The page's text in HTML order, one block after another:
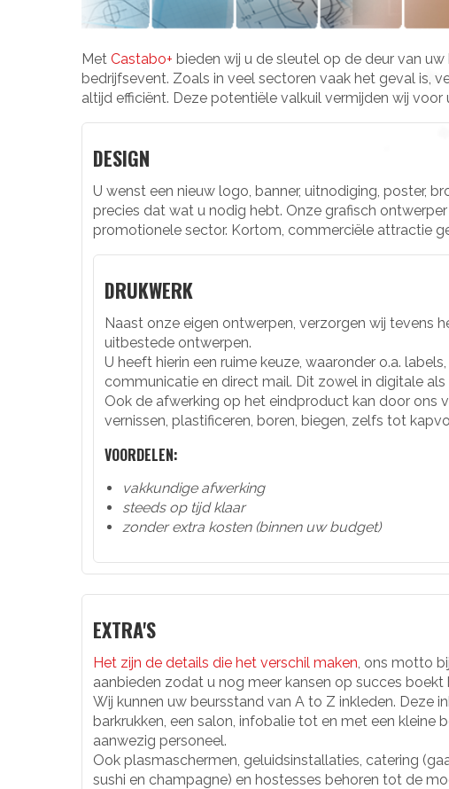
Met Castabo+ bieden wij u de sleutel op de deur van
bedrijfsevent. Zoals in veel sectoren vaak het geval is,
altijd efficiënt. Deze potentiële valkuil vermijden wij
DESIGN
U wenst een nieuw logo, banner, uitnodiging, poster,
precies dat wat u nodig hebt. Onze grafisch
promotionele sector. Kortom, commerciële attractie
DRUKWERK
Naast onze eigen ontwerpen, verzorgen wij tevens
uitbestede ontwerpen.
U heeft hierin een ruime keuze, waaronder o.a.
communicatie en direct mail. Dit zowel in digitale
Ook de afwerking op het eindproduct kan door ons
vernissen, plastificeren, boren, biegen, zelfs tot
VOORDELEN:
vakkundige afwerking
steeds op tijd klaar
zonder extra kosten (binnen uw budget)
EXTRA'S
Het zijn de details die het verschil maken, ons motto
aanbieden zodat u nog meer kansen op succes boekt
Wij kunnen uw beursstand van A to Z inkleden. Deze
barkrukken, een salon, infobalie tot en met een kleine
aanwezig personeel.
Ook plasmaschermen, geluidsinstallaties, catering
sushi en champagne) en hostesses behoren tot de